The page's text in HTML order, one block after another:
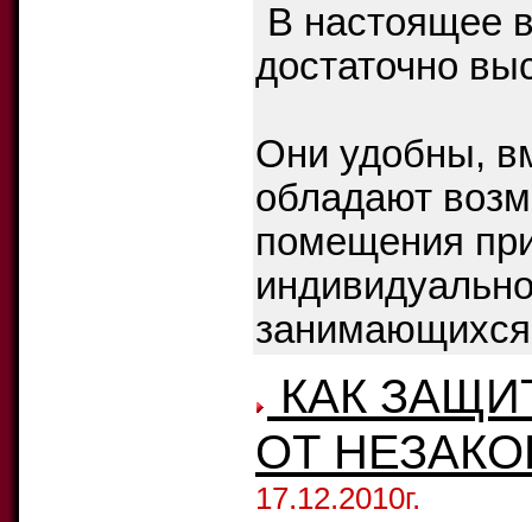
В настоящее
достаточно
Они удобны,
обладают
помещения
КАК
ОТ
17.12.2010г.